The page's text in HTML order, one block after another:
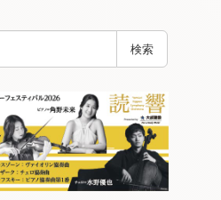
検索